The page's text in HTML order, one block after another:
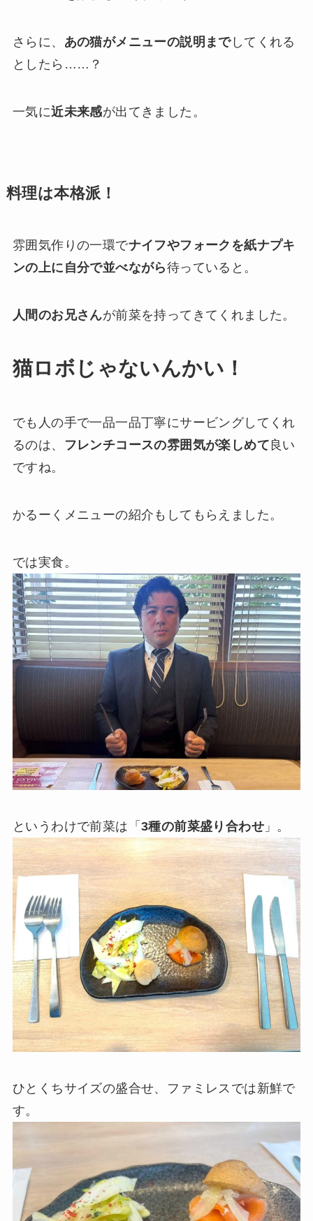
さらに、 あの猫がメニューの説明までしてくれる
としたら……？
一気に近未来感が出てきました。
料理は本格派！
雰囲気作りの一環でナイフやフォークを紙ナプキ
ンの上に自分で並べながら待っていると。
人間のお兄さんが前菜を持ってきてくれました。
猫ロボじゃないんかい！
でも人の手で一品一品丁寧にサービングしてくれ
るのは、
フレンチコースの雰囲気が楽しめて 良い
ですね。
かるーくメニューの紹介もしてもらえました。
では実食。
というわけで前菜は「 3種の前菜盛り合わせ 」。
ひとくちサイズの盛合せ、ファミレスでは新鮮で
す。